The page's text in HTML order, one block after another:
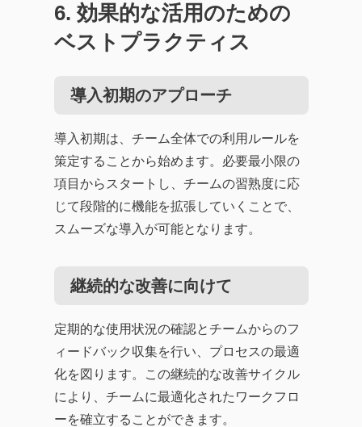
6. 効果的な活用のための
ベストプラクティス
導入初期のアプローチ
導入初期は、チーム全体での利用ルールを
策定することから始めます。必要最小限の
項目からスタートし、チームの習熟度に応
じて段階的に機能を拡張していくことで、
スムーズな導入が可能となります。
継続的な改善に向けて
定期的な使用状況の確認とチームからのフ
ィードバック収集を行い、プロセスの最適
化を図ります。この継続的な改善サイクル
により、チームに最適化されたワークフロ
ーを確立することができます。